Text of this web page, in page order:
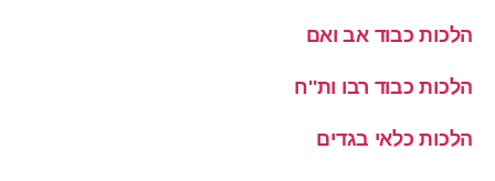
הלכות כבוד אב ואם
הלכות כבוד רבו ות''ח
הלכות כלאי בגדים